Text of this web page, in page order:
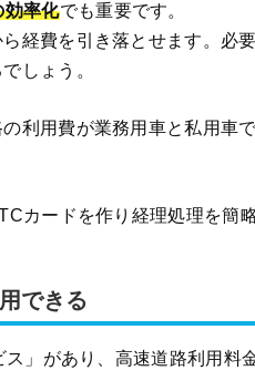
効率化でも重要です。
経費を引き落とせます。必
しょう。
利用費が業務用車と私用車
カードを作り経理処理を簡
できる
」があり、高速道路利用料